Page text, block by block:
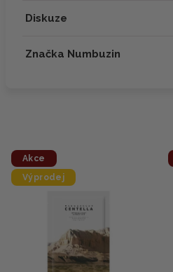
Diskuze
Značka Numbuzin
Akce
Výprodej